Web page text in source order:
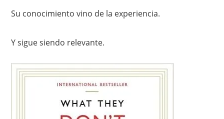
Su conocimiento vino de la experiencia.
Y sigue siendo relevante.